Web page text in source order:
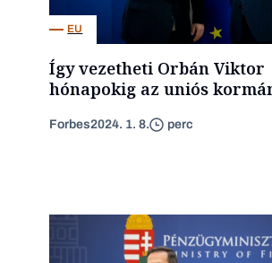
EU
Így vezetheti Orbán Viktor
hónapokig az uniós
Forbes2024. 1. 8. perc